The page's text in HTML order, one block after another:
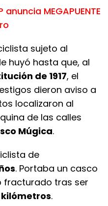
anuncia MEGAPUENTE
sujeto al
huyó hasta que, al
de 1917, el
dieron aviso a
localizaron al
de las calles
Múgica.
de
. Portaba un casco
fracturado tras ser
.